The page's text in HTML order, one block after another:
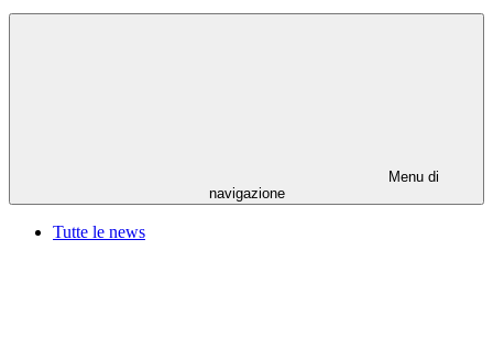
Menu di
navigazione
Tutte le news